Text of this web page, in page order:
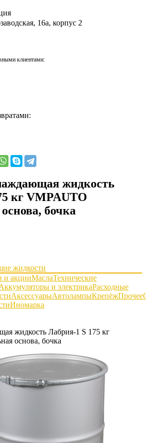
16а, корпус 2
клиентами:
жидкость
кг VMPAUTO
бочка
жидкости
и акцииМаслаТехнические
и электрикаРасходные
АксессуарыАвтолампыКрепёжПрочее
Иномарка
жидкость Лабрия-1 S 175 кг
основа, бочка